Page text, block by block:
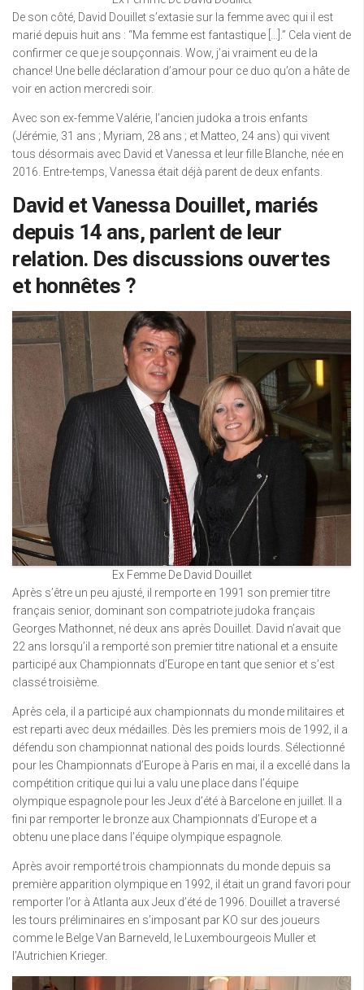
De son côté, David Douillet s’extasie sur la femme avec qui il est
marié depuis huit ans : “Ma femme est fantastique […].” Cela vient de
confirmer ce que je soupçonnais. Wow, j’ai vraiment eu de la
chance! Une belle déclaration d’amour pour ce duo qu’on a hâte de
voir en action mercredi soir.
Avec son ex-femme Valérie, l’ancien judoka a trois enfants
(Jérémie, 31 ans ; Myriam, 28 ans ; et Matteo, 24 ans) qui vivent
tous désormais avec David et Vanessa et leur fille Blanche, née en
2016. Entre-temps, Vanessa était déjà parent de deux enfants.
David et Vanessa Douillet, mariés
depuis 14 ans, parlent de leur
relation. Des discussions ouvertes
et honnêtes ?
Ex Femme De David Douillet
Après s’être un peu ajusté, il remporte en 1991 son premier titre
français senior, dominant son compatriote judoka français
Georges Mathonnet, né deux ans après Douillet. David n’avait que
22 ans lorsqu’il a remporté son premier titre national et a ensuite
participé aux Championnats d’Europe en tant que senior et s’est
classé troisième.
Après cela, il a participé aux championnats du monde militaires et
est reparti avec deux médailles. Dès les premiers mois de 1992, il a
défendu son championnat national des poids lourds. Sélectionné
pour les Championnats d’Europe à Paris en mai, il a excellé dans la
compétition critique qui lui a valu une place dans l’équipe
olympique espagnole pour les Jeux d’été à Barcelone en juillet. Il a
fini par remporter le bronze aux Championnats d’Europe et a
obtenu une place dans l’équipe olympique espagnole.
Après avoir remporté trois championnats du monde depuis sa
première apparition olympique en 1992, il était un grand favori pour
remporter l’or à Atlanta aux Jeux d’été de 1996. Douillet a traversé
les tours préliminaires en s’imposant par KO sur des joueurs
comme le Belge Van Barneveld, le Luxembourgeois Muller et
l’Autrichien Krieger.